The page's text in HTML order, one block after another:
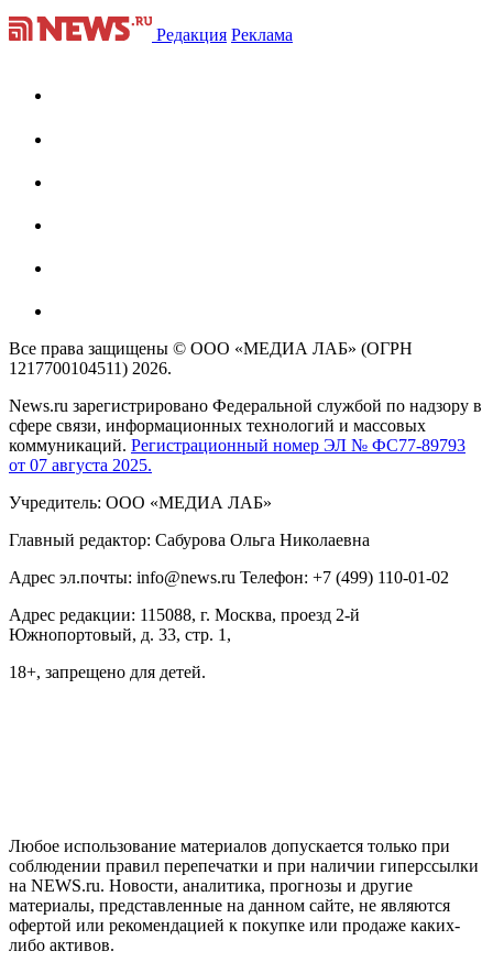
Редакция Реклама
Все права защищены © ООО «МЕДИА ЛАБ» (ОГРН
1217700104511) 2026.
News.ru зарегистрировано Федеральной службой по надзору в
сфере связи, информационных технологий и массовых
коммуникаций. Регистрационный номер ЭЛ № ФС77-89793
от 07 августа 2025.
Учредитель: ООО «МЕДИА ЛАБ»
Главный редактор: Сабурова Ольга Николаевна
Адрес эл.почты: info@news.ru Телефон: +7 (499) 110-01-02
Адрес редакции: 115088, г. Москва, проезд 2-й
Южнопортовый, д. 33, стр. 1,
18+, запрещено для детей.
Любое использование материалов допускается только при
соблюдении правил перепечатки и при наличии гиперссылки
на NEWS.ru. Новости, аналитика, прогнозы и другие
материалы, представленные на данном сайте, не являются
офертой или рекомендацией к покупке или продаже каких-
либо активов.